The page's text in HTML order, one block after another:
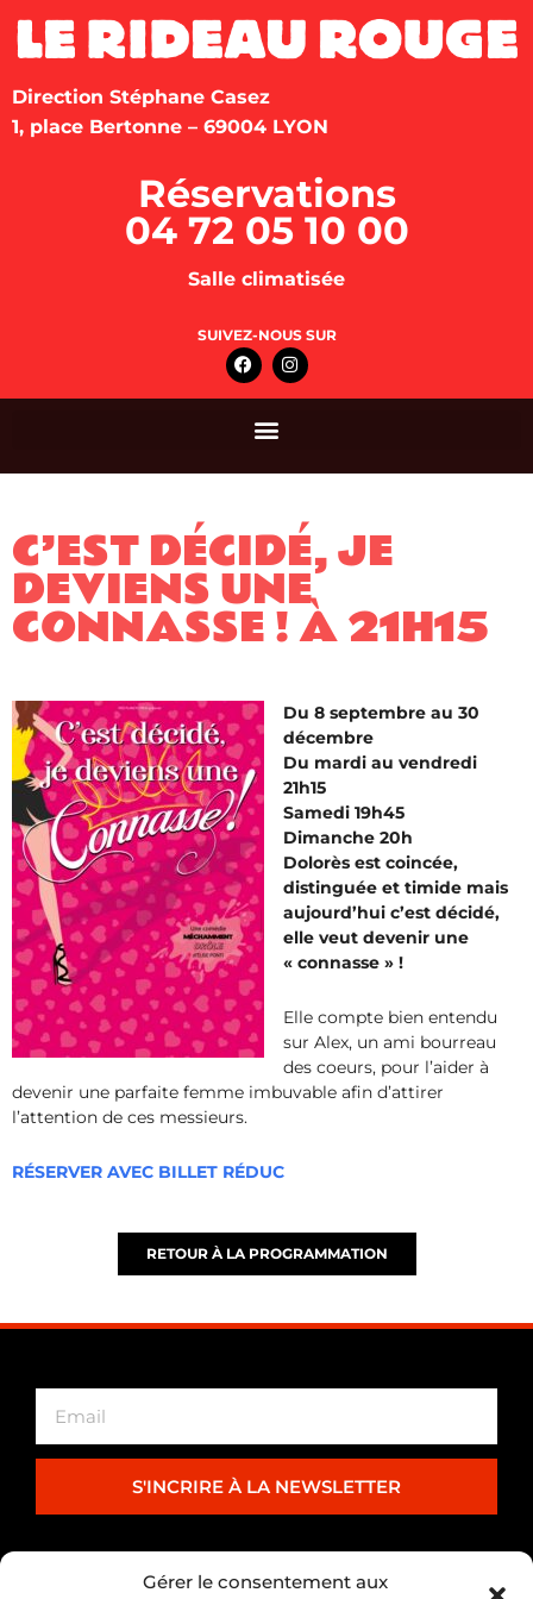
Gérer le consentement aux
Direction Stéphane Casez
1, place Bertonne – 69004 LYON
Réservations
04 72 05 10 00
Salle climatisée
SUIVEZ-NOUS SUR
C’EST DÉCIDÉ, JE
DEVIENS UNE
CONNASSE ! À 21H15
Du 8 septembre au 30
décembre
Du mardi au vendredi
21h15
Samedi 19h45
Dimanche 20h
Dolorès est coincée,
distinguée et timide mais
aujourd’hui c’est décidé,
elle veut devenir une
« connasse » !
Elle compte bien entendu
sur Alex, un ami bourreau
des coeurs, pour l’aider à
devenir une parfaite femme imbuvable afin d’attirer
l’attention de ces messieurs.
RÉSERVER AVEC BILLET RÉDUC
RETOUR À LA PROGRAMMATION
S'INCRIRE À LA NEWSLETTER
PARTENARIAT